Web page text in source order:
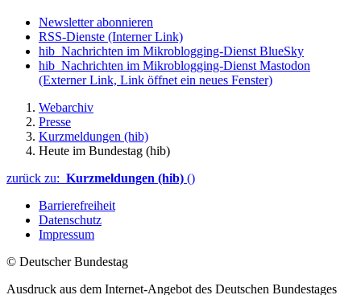
Newsletter abonnieren
RSS-Dienste (Interner Link)
hib_Nachrichten im Mikroblogging-Dienst BlueSky
hib_Nachrichten im Mikroblogging-Dienst Mastodon
(Externer Link, Link öffnet ein neues Fenster)
Webarchiv
Presse
Kurzmeldungen (hib)
Heute im Bundestag (hib)
zurück zu: Kurzmeldungen (hib) ()
Barrierefreiheit
Datenschutz
Impressum
© Deutscher Bundestag
Ausdruck aus dem Internet-Angebot des Deutschen Bundestages